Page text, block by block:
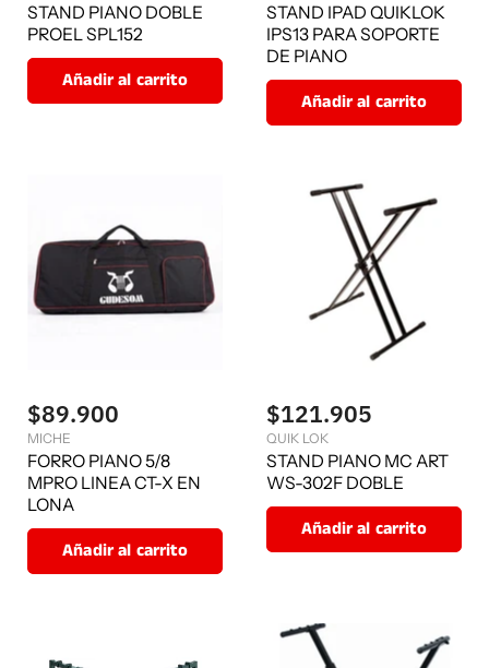
STAND PIANO DOBLE
PROEL SPL152
Añadir al carrito
STAND IPAD QUIKLOK
IPS13 PARA SOPORTE
DE PIANO
Añadir al carrito
$89.900
MICHE
FORRO PIANO 5/8
MPRO LINEA CT-X EN
LONA
Añadir al carrito
$121.905
QUIK LOK
STAND PIANO MC ART
WS-302F DOBLE
Añadir al carrito